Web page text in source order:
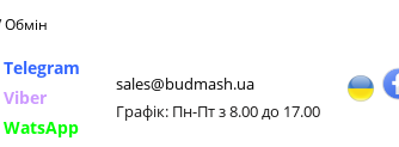
Telegram
Viber
WatsApp
sales@budmash.ua
Графік: Пн-Пт з 8.00 до 17.00